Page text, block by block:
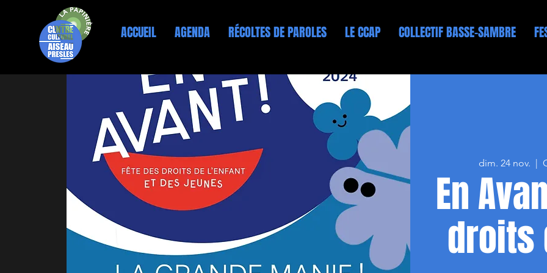
ACCUEIL AGENDA RÉCOLTES DE PAROLES LE CCAP COLLECTIF BASSE-SAMBRE
dim. 24 nov.
  |
En
droits